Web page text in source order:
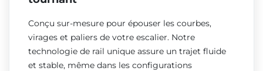
Conçu sur-mesure pour épouser les courbes,
virages et paliers de votre escalier. Notre
technologie de rail unique assure un trajet fluide
et stable, même dans les configurations